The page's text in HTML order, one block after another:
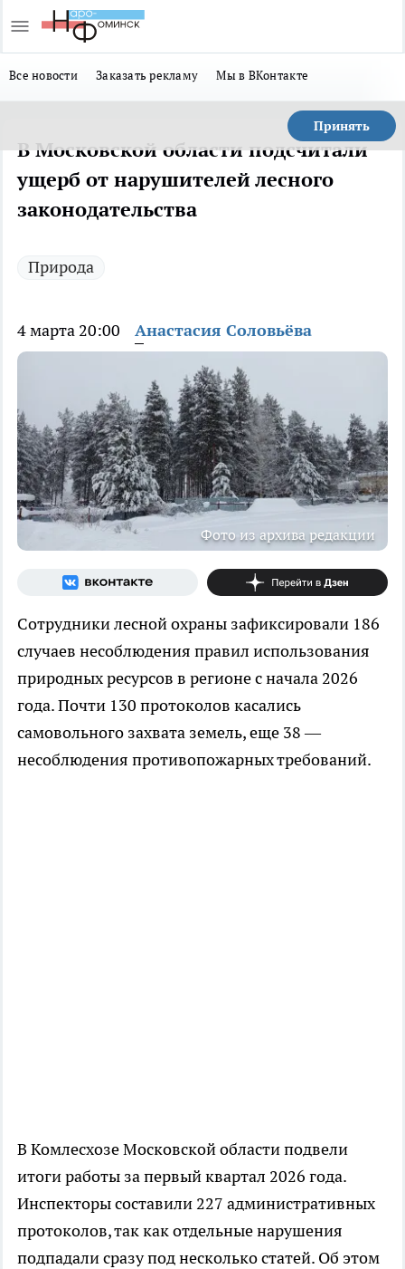
Все новости Заказать рекламу Мы в ВКонтакте
Принять
В Московской области подсчитали
ущерб от нарушителей лесного
законодательства
Природа
4 марта 20:00 Анастасия Соловьёва
Фото из архива редакции
Сотрудники лесной охраны зафиксировали 186
случаев несоблюдения правил использования
природных ресурсов в регионе с начала 2026
года. Почти 130 протоколов касались
самовольного захвата земель, еще 38 —
несоблюдения противопожарных требований.
В Комлесхозе Московской области подвели
итоги работы за первый квартал 2026 года.
Инспекторы составили 227 административных
протоколов, так как отдельные нарушения
подпадали сразу под несколько статей. Об этом